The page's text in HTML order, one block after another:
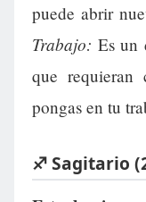
puede abrir
Trabajo: Es un
que requieran
pongas en tu
♐ Sagitario